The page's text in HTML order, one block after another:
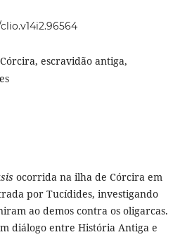
escravidão antiga,
ocorrida na ilha de Córcira em
por Tucídides, investigando
ao demos contra os oligarcas.
diálogo entre História Antiga e